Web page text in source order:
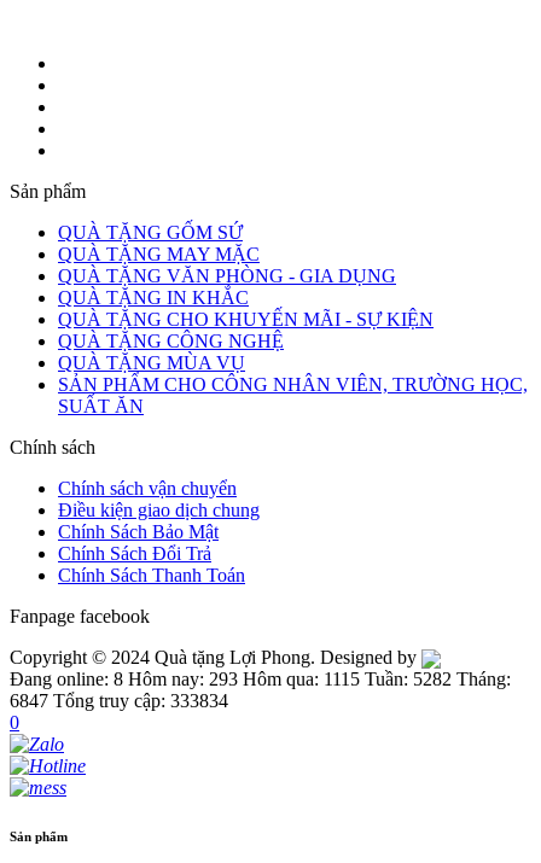
Sản phẩm
QUÀ TẶNG GỐM SỨ
QUÀ TẶNG MAY MẶC
QUÀ TẶNG VĂN PHÒNG - GIA DỤNG
QUÀ TẶNG IN KHẮC
QUÀ TẶNG CHO KHUYẾN MÃI - SỰ KIỆN
QUÀ TẶNG CÔNG NGHỆ
QUÀ TẶNG MÙA VỤ
SẢN PHẨM CHO CÔNG NHÂN VIÊN, TRƯỜNG HỌC,
SUẤT ĂN
Chính sách
Chính sách vận chuyển
Điều kiện giao dịch chung
Chính Sách Bảo Mật
Chính Sách Đổi Trả
Chính Sách Thanh Toán
Fanpage facebook
Copyright © 2024 Quà tặng Lợi Phong. Designed by
Đang online: 8 Hôm nay: 293 Hôm qua: 1115 Tuần: 5282 Tháng:
6847 Tổng truy cập: 333834
0
Sản phẩm